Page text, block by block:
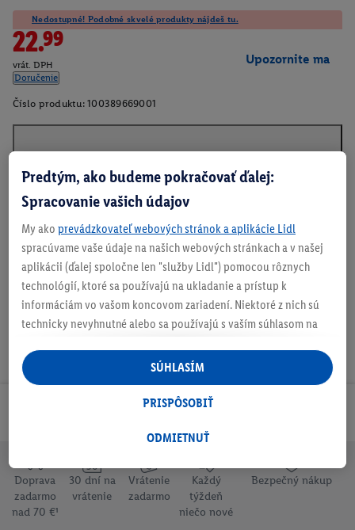
Nedostupné! Podobné skvelé produkty nájdeš tu.
22.99
vrát. DPH
Doručenie
Upozornite ma
Číslo produktu: 100389669001
Podrobnosti o bezpečnosti produktu
Odoberaj Newsletter!
Doprava
zadarmo
nad 70 €¹
30 dní na
vrátenie
Vrátenie
zadarmo
Každý
týždeň
niečo nové
Bezpečný nákup
Predtým, ako budeme pokračovať ďalej:
Spracovanie vašich údajov
My ako prevádzkovateľ webových stránok a aplikácie Lidl
spracúvame vaše údaje na našich webových stránkach a v našej
aplikácii (ďalej spoločne len "služby Lidl") pomocou rôznych
technológií, ktoré sa používajú na ukladanie a prístup k
informáciám vo vašom koncovom zariadení. Niektoré z nich sú
technicky nevyhnutné alebo sa používajú s vaším súhlasom na
personalizovanú reklamu v rámci služieb Lidl aj mimo nich. Ak
ste účastníkom programu Lidl Plus, na tieto účely sa spracúvajú
aj údaje z vášho nákupného správania v obchode.
následne si vytvoríte účet Lidl Plus alebo sa prihlásite do svojho
tiež vytvoriť špeciálny online identifikátor z e-mailovej adresy,
ktorú tam uvediete, aby sme vás mohli rozpoznať v službách
prevádzkovaných tretími stranami a zobrazovať vám
ODMIETNUŤ
PRISPÔSOBIŤ
SÚHLASÍM